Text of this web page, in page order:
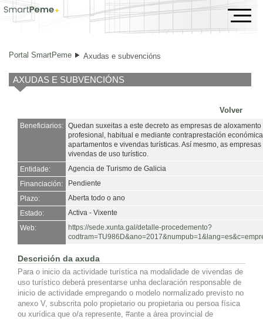
Axudas e subvencións
Portal SmartPeme Axudas e subvencións
AXUDAS E SUBVENCIÓNS
Volver
Beneficiarios: Quedan suxeitas a este decreto as empresas de
profesional, habitual e mediante contraprestación
apartamentos e vivendas turísticas. Así mesmo, as
vivendas de uso turístico.
Entidade:
Agencia de Turismo de Galicia
Financiación:
Pendiente
Plazo:
Aberta todo o ano
Estado:
Activa - Vixente
Web:
https://sede.xunta.gal/detalle-procedemento?
Descrición da axuda
Para o inicio da actividade turística na modalidade de vivendas de
uso turístico deberá presentarse unha declaración responsable de
inicio de actividade empregando o modelo normalizado previsto no
anexo V, subscrita polo propietario ou propietaria ou persoa física
ou xurídica que o/a represente, #ante a área provincial de